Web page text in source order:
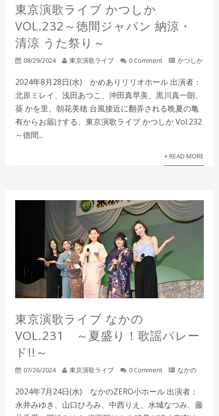
東京演歌ライブ かつしか
VOL.232～徳間ジャパン 納涼・
清涼 うた祭り～
08/29/2024 東京演歌ライブ 0 Comment かつしか
2024年8月28日(水) かめありリリオホール 出演者：
北原ミレイ、浅田あつこ、沖田真早美、黒川真一朗、
葵 かを里、朝花美穂 台風接近に翻弄される晩夏の亀
有からお届けする、東京演歌ライブ かつしか Vol.232
～徳間...
+ READ MORE
東京演歌ライブ なかの
VOL.231 ～夏盛り！歌謡パレー
ド!!～
07/26/2024 東京演歌ライブ 0 Comment なかの
2024年7月24日(水) なかのZERO小ホール 出演者：
永井みゆき、山口ひろみ、中西りえ、水城なつみ、藤